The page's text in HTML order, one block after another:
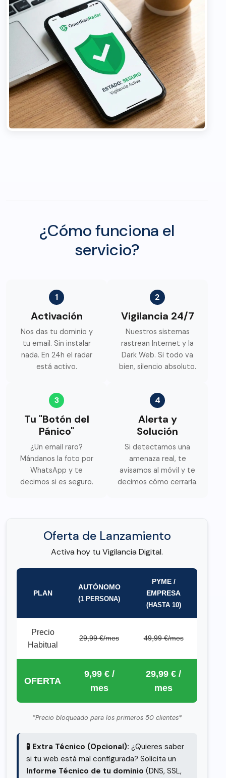
¿Cómo funciona el
servicio?
1
Activación
Nos das tu dominio y
tu email. Sin instalar
nada. En 24h el radar
está activo.
2
Vigilancia 24/7
Nuestros sistemas
rastrean Internet y la
Dark Web. Si todo va
bien, silencio absoluto.
3
Tu "Botón del
Pánico"
¿Un email raro?
Mándanos la foto por
WhatsApp y te
decimos si es seguro.
4
Alerta y
Solución
Si detectamos una
amenaza real, te
avisamos al móvil y te
decimos cómo cerrarla.
Oferta de Lanzamiento
Activa hoy tu Vigilancia Digital.
PLAN
AUTÓNOMO
(1 PERSONA)
PYME /
EMPRESA
(HASTA 10)
Precio
Habitual
29,99 €/mes 49,99 €/mes
OFERTA
9,99 € /
mes
29,99 € /
mes
*Precio bloqueado para los primeros 50 clientes*
🧪 Extra Técnico (Opcional): ¿Quieres saber
si tu web está mal configurada? Solicita un
Informe Técnico de tu dominio (DNS, SSL,